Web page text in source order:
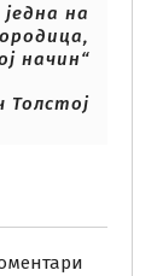
на
начин“
Толстој